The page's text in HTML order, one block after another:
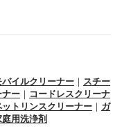
バイルクリーナー ｜ スチー
ー ｜ コードレスクリーナ
ットリンスクリーナー ｜ ガ
庭用洗浄剤